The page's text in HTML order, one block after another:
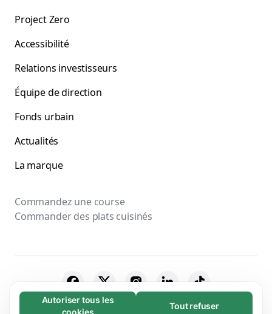
Nécessaires (65)
Autoriser tous les
cookies
Tout refuser
Project Zero
Accessibilité
Relations investisseurs
Équipe de direction
Fonds urbain
Actualités
La marque
Commandez une course
Commander des plats cuisinés